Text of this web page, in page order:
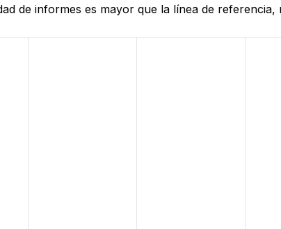
de informes es mayor que la línea de